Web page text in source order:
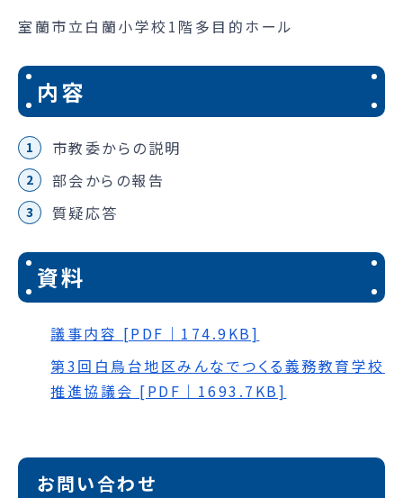
室蘭市立白蘭小学校1階多目的ホール
内容
市教委からの説明
部会からの報告
質疑応答
資料
議事内容 [PDF｜174.9KB]
第3回白鳥台地区みんなでつくる義務教育学校
推進協議会 [PDF｜1693.7KB]
お問い合わせ